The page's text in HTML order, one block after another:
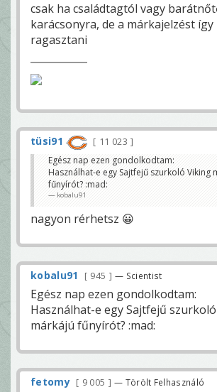
csak ha családtagtól vagy
karácsonyra, de a márkajelzést így
ragasztani
tüsi91
11 023
Egész nap ezen gondolkodtam:
Használhat-e egy Sajtfejű szurkoló Viking
fűnyírót? :mad:
kobalu91
nagyon rérhetsz 😀
kobalu91 945 — Scientist
Egész nap ezen gondolkodtam:
Használhat-e egy Sajtfejű
márkájú fűnyírót? :mad:
fetomy 9 005 — Törölt Felhasználó